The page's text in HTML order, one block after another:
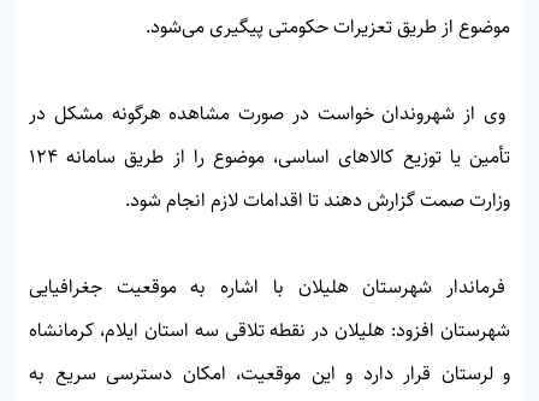
موضوع از طریق تعزیرات حکومتی پیگیری می‌شود.
وی از شهروندان خواست در صورت مشاهده هرگونه مشکل در
تأمین یا توزیع کالاهای اساسی، موضوع را از طریق سامانه ۱۲۴
وزارت صمت گزارش دهند تا اقدامات لازم انجام شود.
فرماندار شهرستان هلیلان با اشاره به موقعیت جغرافیایی
شهرستان افزود: هلیلان در نقطه تلاقی سه استان ایلام، کرمانشاه
و لرستان قرار دارد و این موقعیت، امکان دسترسی سریع به